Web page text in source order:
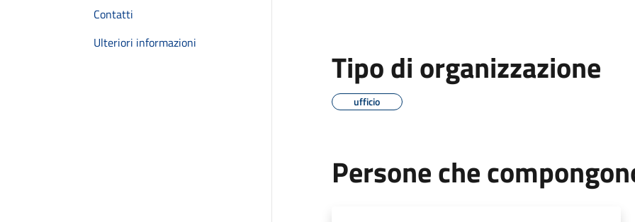
Contatti
Ulteriori informazioni
Tipo di organizzazione
ufficio
Persone che